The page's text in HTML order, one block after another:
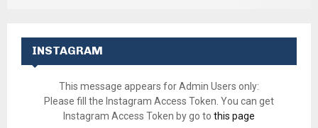
INSTAGRAM
This message appears for Admin Users only:
Please fill the Instagram Access Token. You can get
Instagram Access Token by go to this page